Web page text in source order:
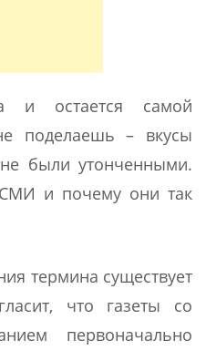
и остается самой
поделаешь – вкусы
были утонченными.
и почему они так
термина существует
что газеты со
первоначально